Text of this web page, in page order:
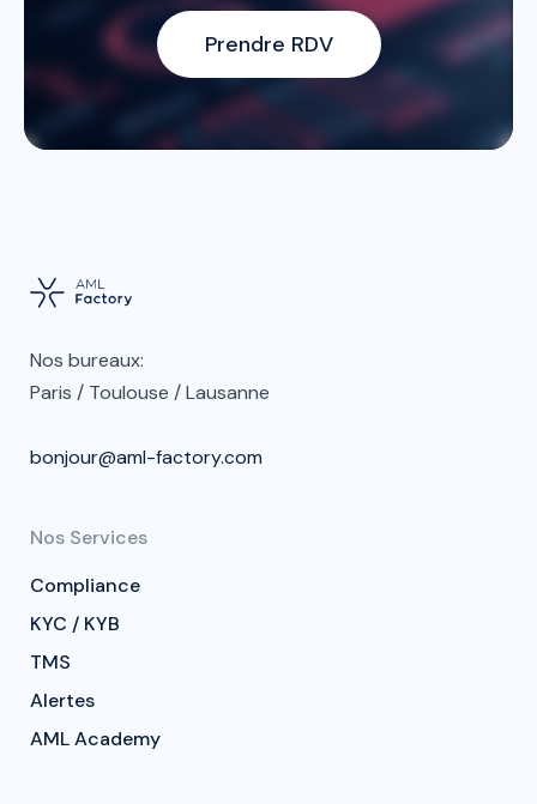
Prendre RDV
Nos bureaux:
Paris / Toulouse / Lausanne
bonjour@aml-factory.com
Nos Services
Compliance
KYC / KYB
TMS
Alertes
AML Academy